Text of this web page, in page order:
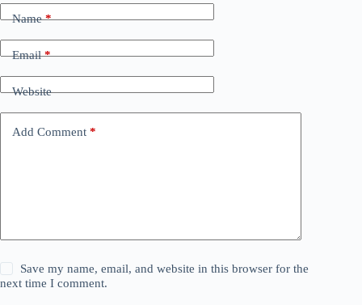
Name*
Email*
Website
Add Comment *
Save my name, email, and website in this browser for the
next time I comment.